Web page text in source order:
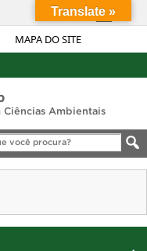
MAPA DO SITE
Simplifique!
à informação
Legislação
Canais
Ciências Ambientais
Translate »